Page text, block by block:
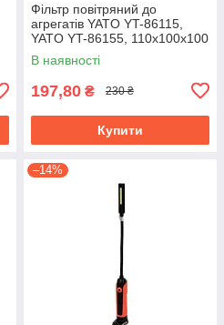
Фільтр повітряний до
агрегатів YATO YT-86115,
YATO YT-86155, 110x100x100
мм YATO YT-861933
В наявності
197,80 ₴ 230 ₴
Купити
–14%